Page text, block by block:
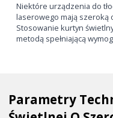
Niektóre urządzenia do
laserowego mają szeroką
Stosowanie kurtyn
metodą spełniającą
Parametry